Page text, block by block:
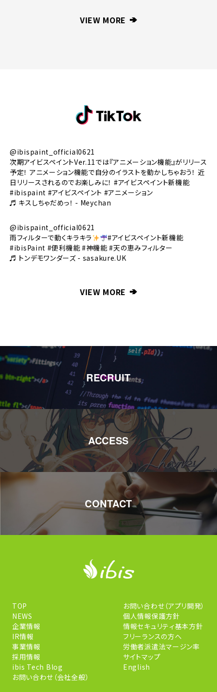
VIEW MORE
@ibispaint_official0621
次期アイビスペイントVer.11では『アニメーション機能』がリリース
予定！ アニメーション機能で自分のイラストを動かしちゃおう！ 近
日リリースされるのでお楽しみに！ #アイビスペイント新機能
#ibispaint #アイビスペイント #アニメーション
♬ キスしちゃだめっ！ - Meychan
@ibispaint_official0621
雨フィルターで動くキラキラ
#アイビスペイント新機能
#ibisPaint #便利機能 #神機能 #天の恵みフィルター
♬ トンデモワンダーズ - sasakure.UK
VIEW MORE
RECRUIT
ACCESS
CONTACT
TOP
NEWS
企業情報
IR情報
事業情報
採用情報
ibis Tech Blog
お問い合わせ（会社全般）
お問い合わせ（アプリ開発）
個人情報保護方針
情報セキュリティ基本方針
フリーランスの方へ
労働者派遣法マージン率
サイトマップ
English